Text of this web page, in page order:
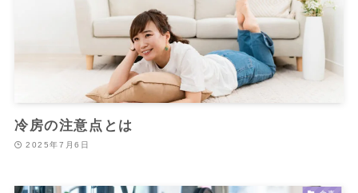
冷房の注意点とは
2025年7月6日